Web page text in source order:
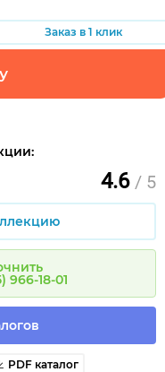
Заказ в 1 клик
4.6 / 5
966-18-01
PDF каталог